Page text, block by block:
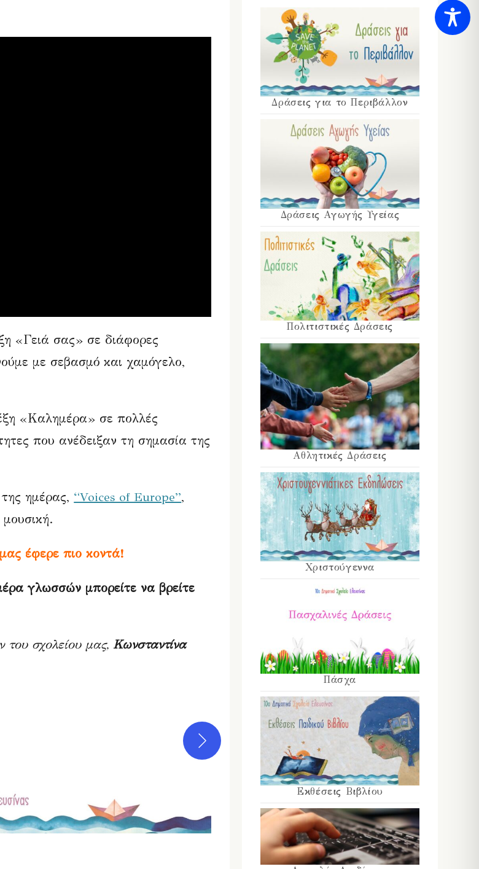
«Γειά σας» σε διάφορες
με σεβασμό και χαμόγελο,
«Καλημέρα» σε πολλές
που ανέδειξαν τη σημασία της
ημέρας, “Voices of Europe”,
έφερε πιο κοντά!
γλωσσών μπορείτε να βρείτε
του σχολείου μας,Κωνσταντίνα
Δράσεις για το Περιβάλλον
Δράσεις Αγωγής Υγείας
Πολιτιστικές Δράσεις
Αθλητικές Δράσεις
Χριστούγεννα
Πάσχα
Εκθέσεις Βιβλίου